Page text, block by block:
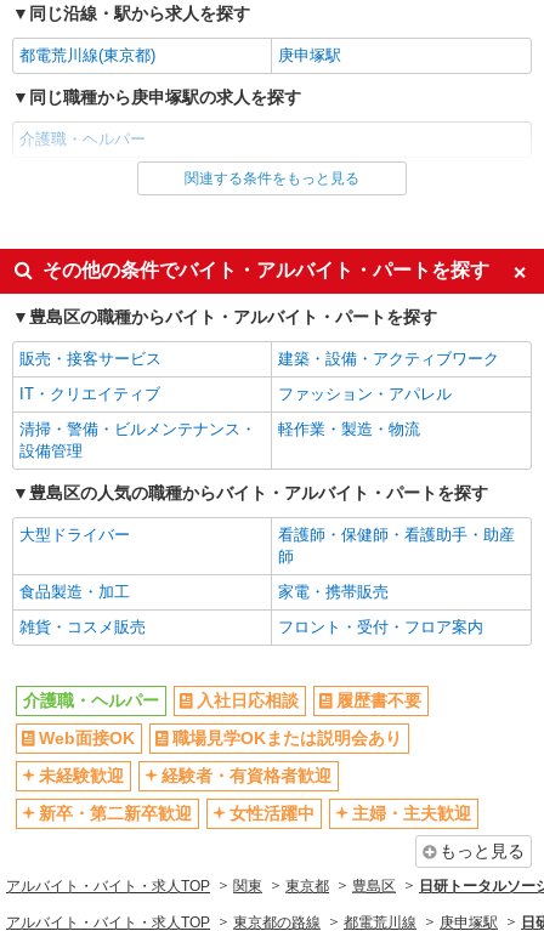
派遣社員
株式会社kotrio /●SW-H1-1665399
豊島区／4名急募！シニア向けマンション
通費全支給(ガソリン代含む)＞
豊島区 最寄り：大塚駅
キープ 詳細を見る
アルバイト
介護付有料老人ホーム グレースメイト目白/1380000188-022
介護職員（ヘルパー）（役職なし）
東京都豊島区南長崎1-19-12
キープ 詳細を見る
派遣社員
[ 綺麗 ]高級シニアマンションで生活ケア/見守
りなど/大塚駅
時給1650円〜2312円 ＜日払い有/週払い有/交
豊島区 最寄り：大塚駅
キープ 詳細を見る
派遣社員
株式会社kotrio /●SW-H1-2001402
池袋駅＊障がい者グループホームの支援員｜軽
含)/日収例：1550円×8h⇒12400円
同じ沿線・駅から求人を探す
都電荒川線(東京都) 庚申塚駅
同じ職種から庚申塚駅の求人を探す
介護職・ヘルパー
同じ雇用形態から庚申塚駅の求人を探す
派遣社員
紹介予定派遣
同じ特徴から庚申塚駅の求人を探す
入社日応相談
履歴書不要
Web面接OK
職場見学OKまたは説明会あり
未経験歓迎
経験者・有資格者歓迎
新卒・第二新卒歓迎
主婦・主夫歓迎
フリーター歓迎
学歴不問
ブランクOK
エルダー（50代～）活躍中
シニア（60代～）活躍中
昇給あり
週払い
週2～3日勤務OK
時間や曜日が選べる・シフト自由
深夜
禁煙・分煙
残業ほぼなし
転勤なし
登録制
交通費支給
社会保険あり
社割・特典あり
研修制度あり
同じ職種から求人を探す
関連する条件をもっと見る
その他の条件でバイト・アルバイト・パートを探す
豊島区の職種からバイト・アルバイト・パートを探す
販売・接客サービス
建築・設備・アクティブワーク
IT・クリエイティブ
ファッション・アパレル
清掃・警備・ビルメンテナンス・
設備管理
軽作業・製造・物流
豊島区の人気の職種からバイト・アルバイト・パートを探す
大型ドライバー
看護師・保健師・看護助手・助産
師
食品製造・加工
家電・携帯販売
雑貨・コスメ販売
フロント・受付・フロア案内
介護職・ヘルパー 入社日応相談
履歴書不要
Web面接OK
職場見学OKまたは説明会あり
未経験歓迎
経験者・有資格者歓迎
新卒・第二新卒歓迎
女性活躍中
主婦・主夫歓迎
もっと見る
アルバイト・バイト・求人TOP 関東 東京都 豊島区 日研トータルソ
アルバイト・バイト・求人TOP 東京都の路線 都電荒川線 庚申塚駅 日